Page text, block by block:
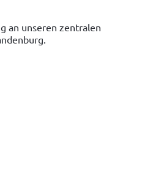
an unseren zentralen